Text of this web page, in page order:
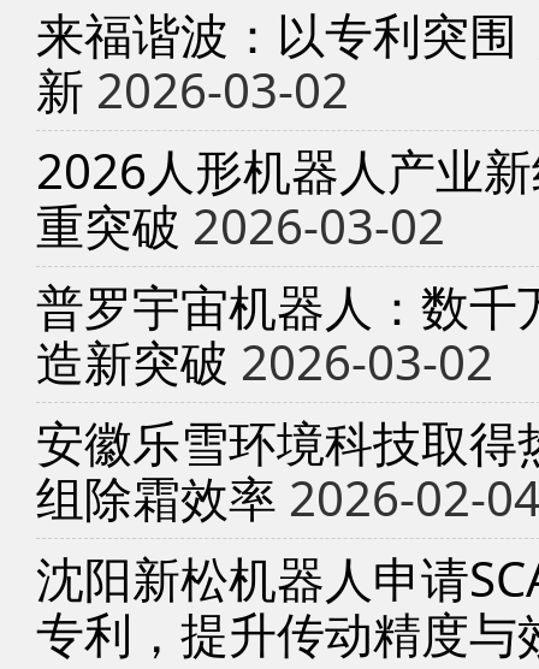
来福谐波：以专利突
新 2026-03-02
2026人形机器人产业
重突破 2026-03-02
普罗宇宙机器人：数
造新突破 2026-03-02
安徽乐雪环境科技取
组除霜效率 2026-02-
沈阳新松机器人申请
专利，提升传动精度与